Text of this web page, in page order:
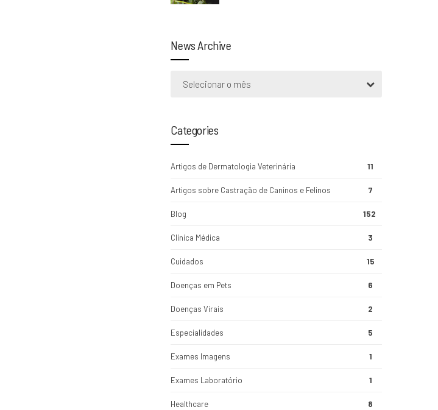
News Archive
Selecionar o mês
Categories
Artigos de Dermatologia Veterinária 11
Artigos sobre Castração de Caninos e Felinos 7
Blog 152
Clínica Médica 3
Cuidados 15
Doenças em Pets 6
Doenças Virais 2
Especialidades 5
Exames Imagens 1
Exames Laboratório 1
Healthcare 8